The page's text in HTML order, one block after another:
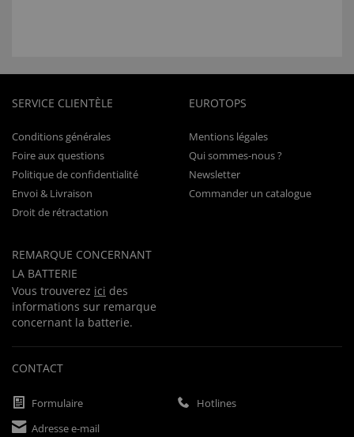
SERVICE CLIENTÈLE
Conditions générales
Foire aux questions
Politique de confidentialité
Envoi & Livraison
Droit de rétractation
REMARQUE CONCERNANT
LA BATTERIE
Vous trouverez ici des
informations sur remarque
concernant la batterie.
EUROTOPS
Mentions légales
Qui sommes-nous ?
Newsletter
Commander un catalogue
CONTACT
Formulaire
Hotlines
Adresse e-mail